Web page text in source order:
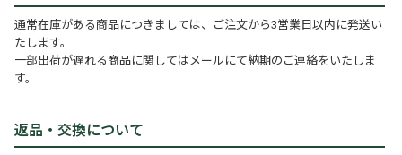
通常在庫がある商品につきましては、ご注文から3営業日以内に発送い
たします。
一部出荷が遅れる商品に関してはメールにて納期のご連絡をいたしま
す。
返品・交換について